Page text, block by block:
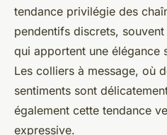
tendance privilégie des
pendentifs discrets,
qui apportent une élégance
Les colliers à message, où
sentiments sont
également cette tendance
expressive.